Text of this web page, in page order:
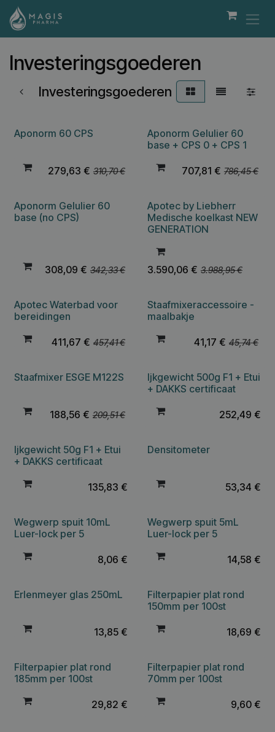
Overslaan naar inhoud
Investeringsgoederen
Investeringsgoederen
Aponorm 60 CPS
279,63 € 310,70€
Aponorm Gelulier 60
base + CPS 0 + CPS 1
707,81 € 786,45€
Aponorm Gelulier 60
base (no CPS)
308,09 € 342,33€
Apotec by Liebherr
Medische koelkast NEW
GENERATION
3.590,06 € 3.988,95€
Apotec Waterbad voor
bereidingen
411,67 € 457,41€
Staafmixeraccessoire -
maalbakje
41,17 € 45,74€
Staafmixer ESGE M122S
188,56 € 209,51€
Ijkgewicht 500g F1 + Etui
+ DAKKS certificaat
252,49 €
Ijkgewicht 50g F1 + Etui
+ DAKKS certificaat
135,83 €
Densitometer
53,34 €
Wegwerp spuit 10mL
Luer-lock per 5
8,06 €
Wegwerp spuit 5mL
Luer-lock per 5
14,58 €
Erlenmeyer glas 250mL
13,85€
Filterpapier plat rond
150mm per 100st
18,69 €
Filterpapier plat rond
185mm per 100st
29,82 €
Filterpapier plat rond
70mm per 100st
9,60€